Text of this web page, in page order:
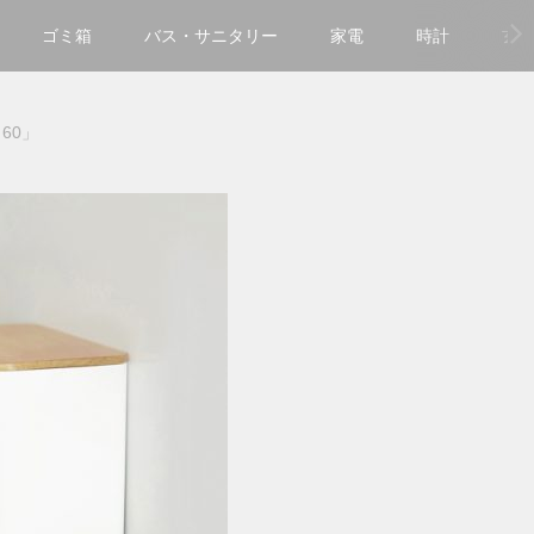
ゴミ箱 バス・サニタリー 家電 時計 玄
」